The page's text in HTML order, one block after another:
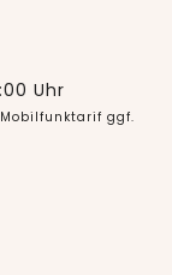
Uhr
ggf.